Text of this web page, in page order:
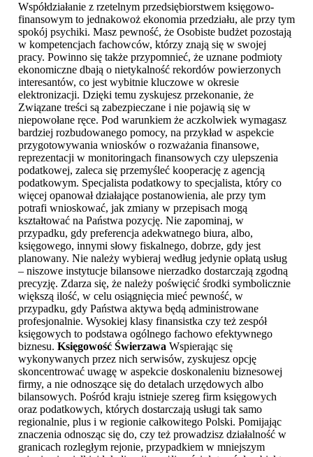
Współdziałanie z rzetelnym przedsiębiorstwem księgowo-
finansowym to jednakowoż ekonomia przedziału, ale przy tym
spokój psychiki. Masz pewność, że Osobiste budżet pozostają
w kompetencjach fachowców, którzy znają się w swojej
pracy. Powinno się także przypomnieć, że uznane podmioty
ekonomiczne dbają o nietykalność rekordów powierzonych
interesantów, co jest wybitnie kluczowe w okresie
elektronizacji. Dzięki temu zyskujesz przekonanie, że
Związane treści są zabezpieczane i nie pojawią się w
niepowołane ręce. Pod warunkiem że aczkolwiek wymagasz
bardziej rozbudowanego pomocy, na przykład w aspekcie
przygotowywania wniosków o rozważania finansowe,
reprezentacji w monitoringach finansowych czy ulepszenia
podatkowej, zaleca się przemyśleć kooperację z agencją
podatkowym. Specjalista podatkowy to specjalista, który co
więcej opanował działające postanowienia, ale przy tym
potrafi wnioskować, jak zmiany w przepisach mogą
kształtować na Państwa pozycję. Nie zapominaj, w
przypadku, gdy preferencja adekwatnego biura, albo,
księgowego, innymi słowy fiskalnego, dobrze, gdy jest
planowany. Nie należy wybieraj według jedynie opłatą usług
– niszowe instytucje bilansowe nierzadko dostarczają zgodną
precyzję. Zdarza się, że należy poświęcić środki symbolicznie
większą ilość, w celu osiągnięcia mieć pewność, w
przypadku, gdy Państwa aktywa będą administrowane
profesjonalnie. Wysokiej klasy finansistka czy też zespół
księgowych to podstawa ogólnego fachowo efektywnego
biznesu. Księgowość Świerzawa Wspierając się
wykonywanych przez nich serwisów, zyskujesz opcję
skoncentrować uwagę w aspekcie doskonaleniu biznesowej
firmy, a nie odnoszące się do detalach urzędowych albo
bilansowych. Pośród kraju istnieje szereg firm księgowych
oraz podatkowych, których dostarczają usługi tak samo
regionalnie, plus i w regionie całkowitego Polski. Pomijając
znaczenia odnosząc się do, czy też prowadzisz działalność w
granicach rozległym rejonie, przypadkiem w mniejszym